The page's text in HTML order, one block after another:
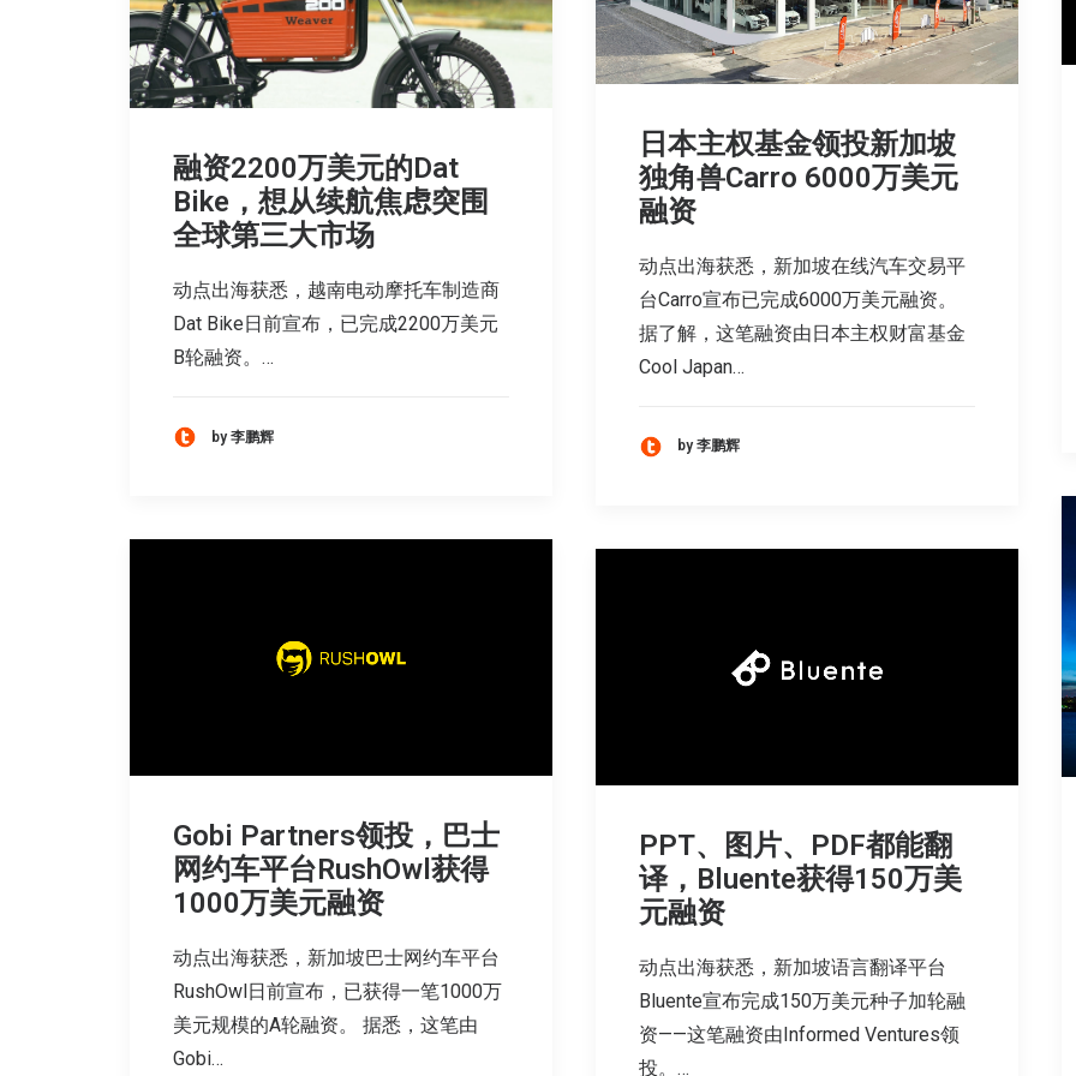
融资2200万美元的Dat
Bike，想从续航焦虑突围
全球第三大市场
动点出海获悉，越南电动摩托车制造商
Dat Bike日前宣布，已完成2200万美元
B轮融资。…
by 李鹏辉
日本主权基金领投新加坡
独角兽Carro 6000万美元
融资
动点出海获悉，新加坡在线汽车交易平
台Carro宣布已完成6000万美元融资。
据了解，这笔融资由日本主权财富基金
Cool Japan…
by 李鹏辉
Gobi Partners领投，巴士
网约车平台RushOwl获得
1000万美元融资
动点出海获悉，新加坡巴士网约车平台
RushOwl日前宣布，已获得一笔1000万
美元规模的A轮融资。 据悉，这笔由
Gobi…
PPT、图片、PDF都能翻
译，Bluente获得150万美
元融资
动点出海获悉，新加坡语言翻译平台
Bluente宣布完成150万美元种子加轮融
资——这笔融资由Informed Ventures领
投。…